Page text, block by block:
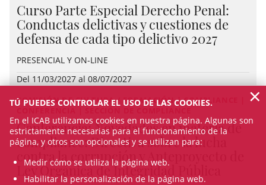
Curso Parte Especial Derecho Penal:
Conductas delictivas y cuestiones de
defensa de cada tipo delictivo 2027
PRESENCIAL Y ON-LINE
Del 11/03/2027 al 08/07/2027
COMISIÓN DE CULTURA / FORMACIÓN | COMPLIANCE |
Conferencia: Novedades en materia de
compliance: Directiva sobre la lucha
contra la corrupción y Anteproyecto de
Ley Orgánica de Integridad Pública
TÚ PUEDES CONTROLAR EL USO DE LAS COOKIES.
En el ICAB utilizamos cookies en nuestra página. Algunas son
estrictamente necesarias para el funcionamiento de la
página, y otros son opcionales y se utilizan para:
Medir cómo se utiliza la página web.
Habilitar la personalización de la página web.
×